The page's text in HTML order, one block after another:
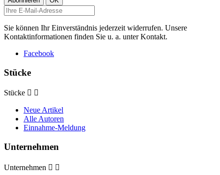
Sie können Ihr Einverständnis jederzeit widerrufen. Unsere
Kontaktinformationen finden Sie u. a. unter Kontakt.
Facebook
Stücke
Stücke  
Neue Artikel
Alle Autoren
Einnahme-Meldung
Unternehmen
Unternehmen  